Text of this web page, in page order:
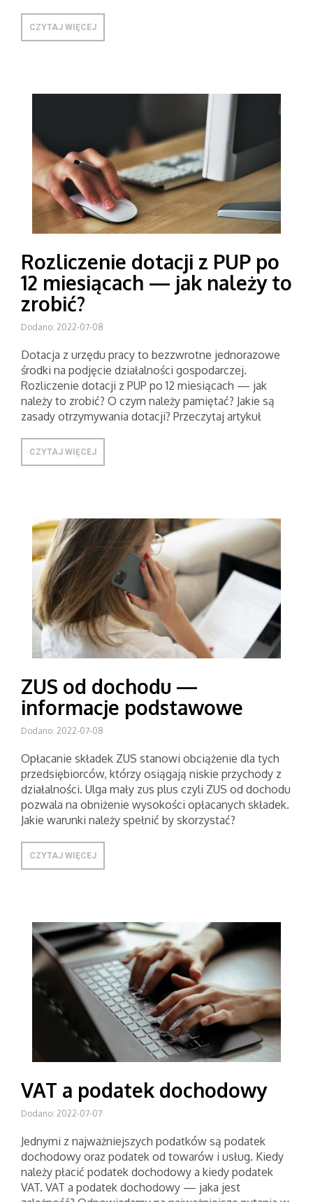
CZYTAJ WIĘCEJ
Rozliczenie dotacji z PUP po
12 miesiącach — jak należy to
zrobić?
Dodano: 2022-07-08
Dotacja z urzędu pracy to bezzwrotne jednorazowe
środki na podjęcie działalności gospodarczej.
Rozliczenie dotacji z PUP po 12 miesiącach — jak
należy to zrobić? O czym należy pamiętać? Jakie są
zasady otrzymywania dotacji? Przeczytaj artykuł
CZYTAJ WIĘCEJ
ZUS od dochodu —
informacje podstawowe
Dodano: 2022-07-08
Opłacanie składek ZUS stanowi obciążenie dla tych
przedsiębiorców, którzy osiągają niskie przychody z
działalności. Ulga mały zus plus czyli ZUS od dochodu
pozwala na obniżenie wysokości opłacanych składek.
Jakie warunki należy spełnić by skorzystać?
CZYTAJ WIĘCEJ
VAT a podatek dochodowy
Dodano: 2022-07-07
Jednymi z najważniejszych podatków są podatek
dochodowy oraz podatek od towarów i usług. Kiedy
należy płacić podatek dochodowy a kiedy podatek
VAT. VAT a podatek dochodowy — jaka jest